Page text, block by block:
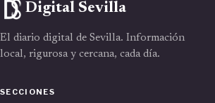
Digital Sevilla
El diario digital de Sevilla. Información
local, rigurosa y cercana, cada día.
SECCIONES